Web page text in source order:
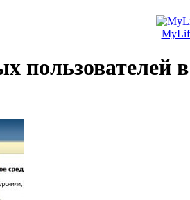
пользователей